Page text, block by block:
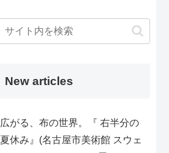
New articles
広がる、布の世界。『 右半分の
夏休み』(名古屋市美術館 スウェ